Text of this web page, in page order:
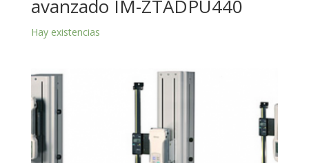
avanzado IM-ZTADPU440
Hay existencias